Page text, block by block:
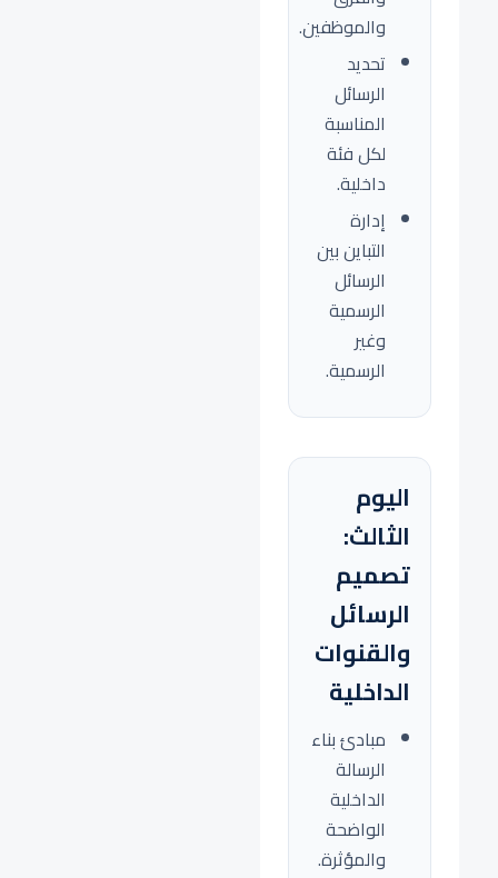
والموظفين.
تحديد
الرسائل
المناسبة
لكل فئة
داخلية.
إدارة
التباين بين
الرسائل
الرسمية
وغير
الرسمية.
اليوم
الثالث:
تصميم
الرسائل
والقنوات
الداخلية
مبادئ بناء
الرسالة
الداخلية
الواضحة
والمؤثرة.